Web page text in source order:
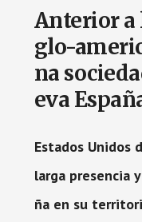
Anterior a
glo-
na
eva
Estados Unidos
larga presencia
ña en su